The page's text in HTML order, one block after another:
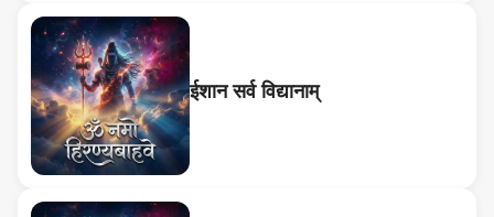
ईशान सर्व विद्यानाम्